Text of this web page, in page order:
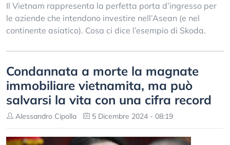
Il Vietnam rappresenta la perfetta porta d’ingresso per
le aziende che intendono investire nell’Asean (e nel
continente asiatico). Cosa ci dice l’esempio di Skoda.
Condannata a morte la magnate
immobiliare vietnamita, ma può
salvarsi la vita con una cifra record
Alessandro Cipolla 5 Dicembre 2024 - 08:19